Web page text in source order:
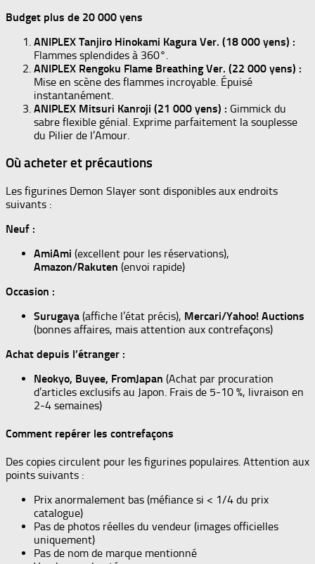
Budget plus de 20 000 yens
ANIPLEX Tanjiro Hinokami Kagura Ver. (18 000 yens) :
Flammes splendides à 360°.
ANIPLEX Rengoku Flame Breathing Ver. (22 000 yens) :
Mise en scène des flammes incroyable. Épuisé
instantanément.
ANIPLEX Mitsuri Kanroji (21 000 yens) : Gimmick du
sabre flexible génial. Exprime parfaitement la souplesse
du Pilier de l’Amour.
Où acheter et précautions
Les figurines Demon Slayer sont disponibles aux endroits
suivants :
Neuf :
AmiAmi (excellent pour les réservations),
Amazon/Rakuten (envoi rapide)
Occasion :
Surugaya (affiche l’état précis), Mercari/Yahoo! Auctions
(bonnes affaires, mais attention aux contrefaçons)
Achat depuis l’étranger :
Neokyo, Buyee, FromJapan (Achat par procuration
d’articles exclusifs au Japon. Frais de 5-10 %, livraison en
2-4 semaines)
Comment repérer les contrefaçons
Des copies circulent pour les figurines populaires. Attention aux
points suivants :
Prix anormalement bas (méfiance si < 1/4 du prix
catalogue)
Pas de photos réelles du vendeur (images officielles
uniquement)
Pas de nom de marque mentionné